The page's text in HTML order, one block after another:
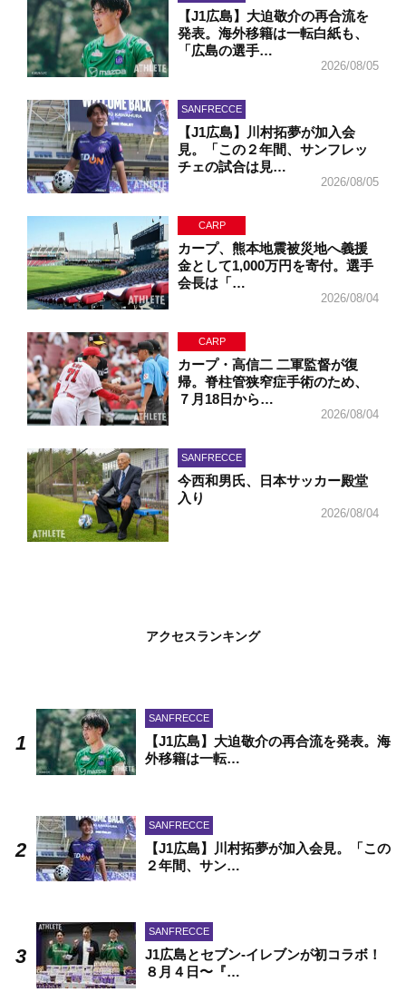
【J1広島】大迫敬介の再合流を
発表。海外移籍は一転白紙も、
「広島の選手…
2026/08/05
SANFRECCE
【J1広島】川村拓夢が加入会
見。「この２年間、サンフレッ
チェの試合は見…
2026/08/05
CARP
カープ、熊本地震被災地へ義援
金として1,000万円を寄付。選手
会長は「…
2026/08/04
CARP
カープ・高信二 二軍監督が復
帰。脊柱管狭窄症手術のため、
７月18日から…
2026/08/04
SANFRECCE
今西和男氏、日本サッカー殿堂
入り
2026/08/04
アクセスランキング
SANFRECCE
【J1広島】大迫敬介の再合流を発表。海
外移籍は一転…
SANFRECCE
【J1広島】川村拓夢が加入会見。「この
２年間、サン…
SANFRECCE
J1広島とセブン-イレブンが初コラボ！
８月４日〜『…